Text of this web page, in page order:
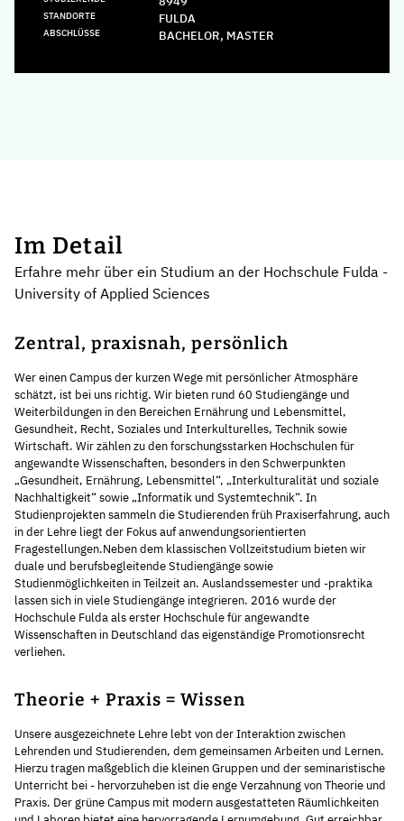
STANDORTE FULDA
ABSCHLÜSSE BACHELOR, MASTER
Im Detail
Erfahre mehr über ein Studium an der Hochschule Fulda -
University of Applied Sciences
Zentral, praxisnah, persönlich
Wer einen Campus der kurzen Wege mit persönlicher Atmosphäre
schätzt, ist bei uns richtig. Wir bieten rund 60 Studiengänge und
Weiterbildungen in den Bereichen Ernährung und Lebensmittel,
Gesundheit, Recht, Soziales und Interkulturelles, Technik sowie
Wirtschaft. Wir zählen zu den forschungsstarken Hochschulen für
angewandte Wissenschaften, besonders in den Schwerpunkten
„Gesundheit, Ernährung, Lebensmittel“, „Interkulturalität und soziale
Nachhaltigkeit“ sowie „Informatik und Systemtechnik“. In
Studienprojekten sammeln die Studierenden früh Praxiserfahrung, auch
in der Lehre liegt der Fokus auf anwendungsorientierten
Fragestellungen.Neben dem klassischen Vollzeitstudium bieten wir
duale und berufsbegleitende Studiengänge sowie
Studienmöglichkeiten in Teilzeit an. Auslandssemester und -praktika
lassen sich in viele Studiengänge integrieren. 2016 wurde der
Hochschule Fulda als erster Hochschule für angewandte
Wissenschaften in Deutschland das eigenständige Promotionsrecht
verliehen.
Theorie + Praxis = Wissen
Unsere ausgezeichnete Lehre lebt von der Interaktion zwischen
Lehrenden und Studierenden, dem gemeinsamen Arbeiten und Lernen.
Hierzu tragen maßgeblich die kleinen Gruppen und der seminaristische
Unterricht bei - hervorzuheben ist die enge Verzahnung von Theorie und
Praxis. Der grüne Campus mit modern ausgestatteten Räumlichkeiten